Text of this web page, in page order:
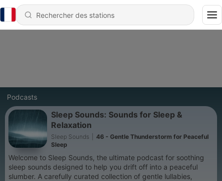
Podcasts
Sleep Sounds: Sounds for Sleep &
Relaxation
Sleep Sounds
46 - Gentle Thunderstorm for Peaceful
Sleep
Welcome to Sleep Sounds, the ultimate podcast for soothing
sleep sounds designed to help you drift off into a peaceful
slumber. A carefully curated collection of gentle lullabies,